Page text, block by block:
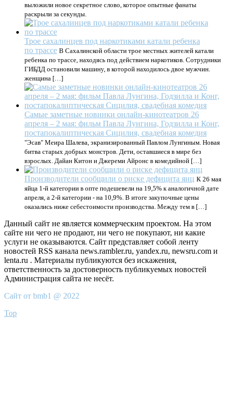
выложили новое секретное слово, которое опытные фанаты
раскрыли за секунды.
Трое сахалинцев под наркотиками катали ребенка
по трассе В Сахалинской области трое местных жителей катали
ребенка по трассе, находясь под действием наркотиков. Сотрудники
ГИБДД остановили машину, в которой находилось двое мужчин.
женщина […]
Самые заметные новинки онлайн-кинотеатров 26
апреля – 2 мая: фильм Павла Лунгина, Годзилла и Конг,
постапокалиптическая Сицилия, свадебная комедия
"Эсав" Меира Шалева, экранизированный Павлом Лунгиным. Новая
битва старых добрых монстров. Дети, оставшиеся в мире без
взрослых. Дайан Китон и Джереми Айронс в комедийной […]
Производители сообщили о риске дефицита яиц К 26 мая
яйца 1-й категории в опте подешевели на 19,5% к аналогичной дате
апреля, а 2-й категории - на 10,9%. В итоге закупочные цены
оказались ниже себестоимости производства. Между тем в […]
Данный сайт не является коммерческим проектом. На этом
сайте ни чего не продают, ни чего не покупают, ни какие
услуги не оказываются. Сайт представляет собой ленту
новостей RSS канала news.rambler.ru, yandex.ru, newsru.com и
lenta.ru . Материалы публикуются без искажения,
ответственность за достоверность публикуемых новостей
Администрация сайта не несёт.
Сайт от bmb1 @ 2022
Top